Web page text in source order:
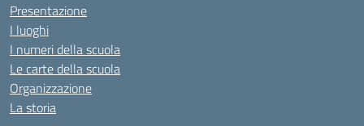
Presentazione
I luoghi
I numeri della scuola
Le carte della scuola
Organizzazione
La storia